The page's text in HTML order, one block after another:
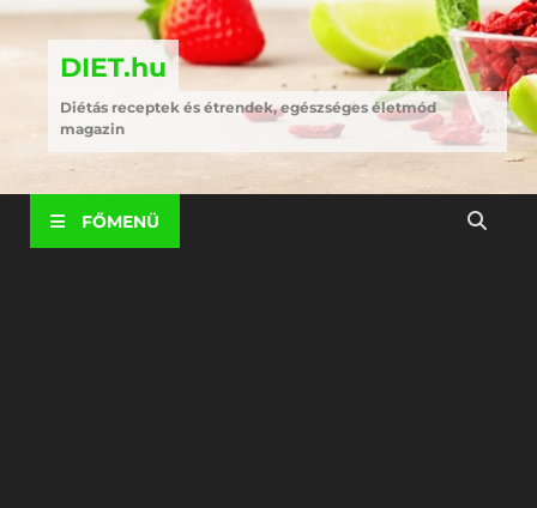
DIET.hu
Diétás receptek és étrendek, egészséges életmód
magazin
FŐMENÜ